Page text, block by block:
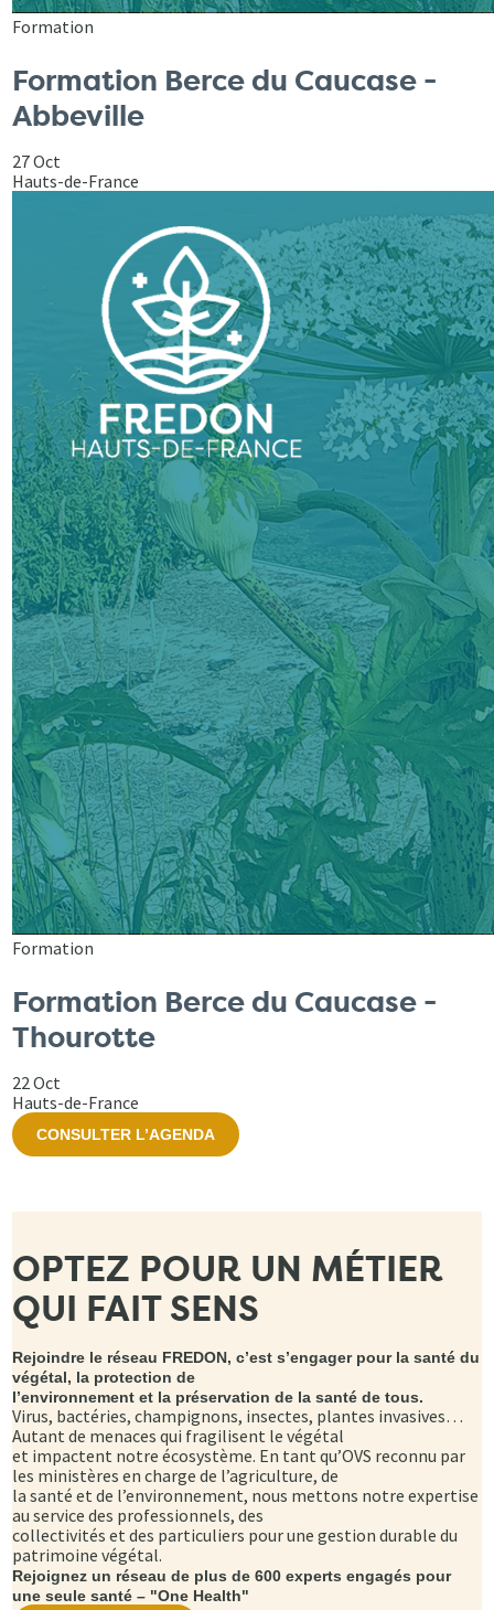
Formation
Formation Berce du Caucase -
Abbeville
27 Oct
Hauts-de-France
Formation
Formation Berce du Caucase -
Thourotte
22 Oct
Hauts-de-France
CONSULTER L’AGENDA
OPTEZ POUR UN MÉTIER
QUI FAIT SENS
Rejoindre le réseau FREDON, c’est s’engager pour la santé du
végétal, la protection de
l’environnement et la préservation de la santé de tous.
Virus, bactéries, champignons, insectes, plantes invasives…
Autant de menaces qui fragilisent le végétal
et impactent notre écosystème. En tant qu’OVS reconnu par
les ministères en charge de l’agriculture, de
la santé et de l’environnement, nous mettons notre expertise
au service des professionnels, des
collectivités et des particuliers pour une gestion durable du
patrimoine végétal.
Rejoignez un réseau de plus de 600 experts engagés pour
une seule santé – "One Health"